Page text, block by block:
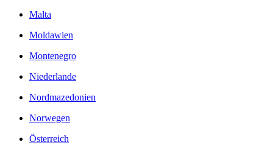
Malta
Moldawien
Montenegro
Niederlande
Nordmazedonien
Norwegen
Österreich